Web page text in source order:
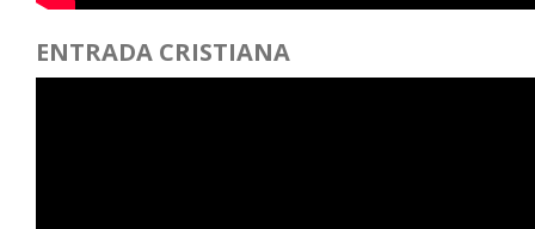
ENTRADA CRISTIANA